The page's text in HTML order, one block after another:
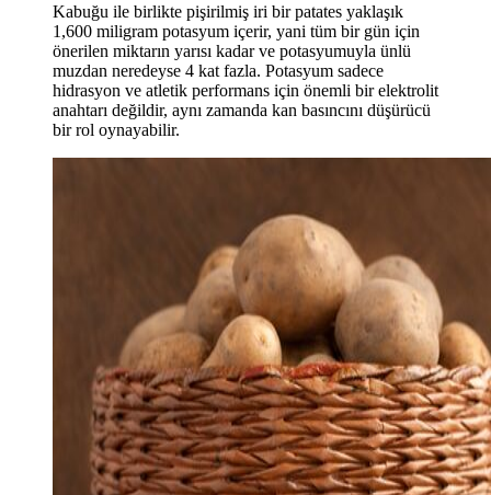
Kabuğu ile birlikte pişirilmiş iri bir patates yaklaşık
1,600 miligram potasyum içerir, yani tüm bir gün için
önerilen miktarın yarısı kadar ve potasyumuyla ünlü
muzdan neredeyse 4 kat fazla. Potasyum sadece
hidrasyon ve atletik performans için önemli bir elektrolit
anahtarı değildir, aynı zamanda kan basıncını düşürücü
bir rol oynayabilir.